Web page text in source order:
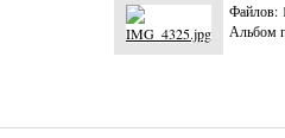
Файлов:
Альбом